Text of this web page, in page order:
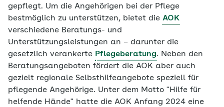
gepflegt. Um die Angehörigen bei der Pflege
bestmöglich zu unterstützen, bietet die AOK
verschiedene Beratungs- und
Unterstützungsleistungen an – darunter die
gesetzlich verankerte Pflegeberatung. Neben den
Beratungsangeboten fördert die AOK aber auch
gezielt regionale Selbsthilfeangebote speziell für
pflegende Angehörige. Unter dem Motto "Hilfe für
helfende Hände" hatte die AOK Anfang 2024 eine